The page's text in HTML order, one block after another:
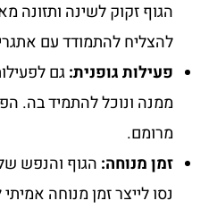
הגוף זקוק לשינה ותזונה
להצליח להתמודד עם
פעילות גופנית:גם
ממנה ונוכל להתמיד בה.
מרומם.
זמן מנוחה: הגוף והנפש
נסו לייצר זמן מנוחה